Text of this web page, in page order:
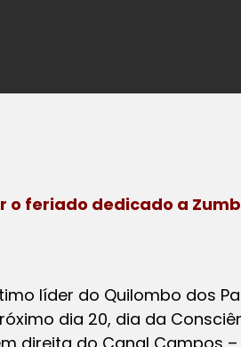
feriado dedicado a
líder do Quilombo dos
dia 20, dia da